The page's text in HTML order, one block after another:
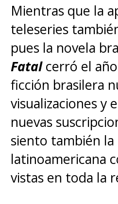
Mientras que la
teleseries
pues la novela
Fatal cerró el
ficción brasilera
visualizaciones y
nuevas
siento también
latinoamericana
vistas en toda la